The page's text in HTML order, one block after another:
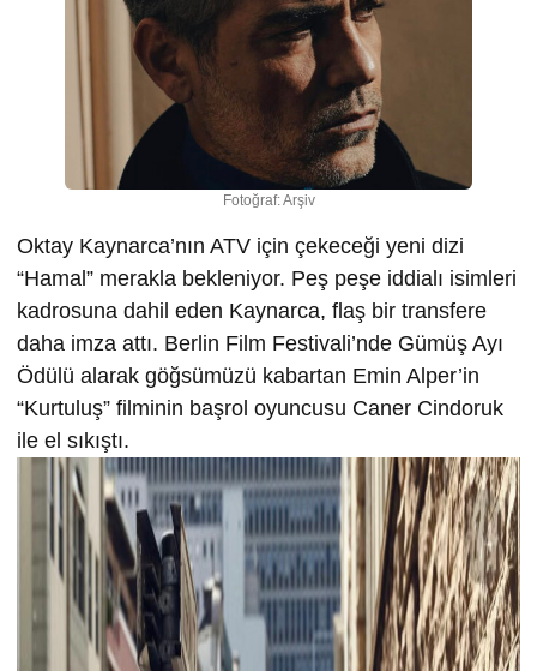
Fotoğraf: Arşiv
Oktay Kaynarca’nın ATV için çekeceği yeni dizi
“Hamal” merakla bekleniyor. Peş peşe iddialı isimleri
kadrosuna dahil eden Kaynarca, flaş bir transfere
daha imza attı. Berlin Film Festivali’nde Gümüş Ayı
Ödülü alarak göğsümüzü kabartan Emin Alper’in
“Kurtuluş” filminin başrol oyuncusu Caner Cindoruk
ile el sıkıştı.